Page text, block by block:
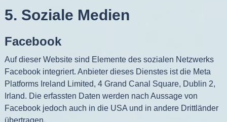
5. Soziale Medien
Facebook
Auf dieser Website sind Elemente des sozialen Netzwerks
Facebook integriert. Anbieter dieses Dienstes ist die Meta
Platforms Ireland Limited, 4 Grand Canal Square, Dublin 2,
Irland. Die erfassten Daten werden nach Aussage von
Facebook jedoch auch in die USA und in andere Drittländer
übertragen.